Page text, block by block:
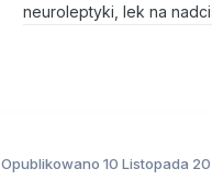
neuroleptyki, lek na
Opublikowano 10 Listopada